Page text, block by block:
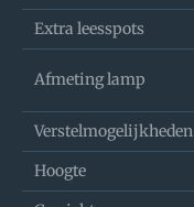
Extra leesspots
Afmeting lamp
Verstelmogelijkheden
Hoogte